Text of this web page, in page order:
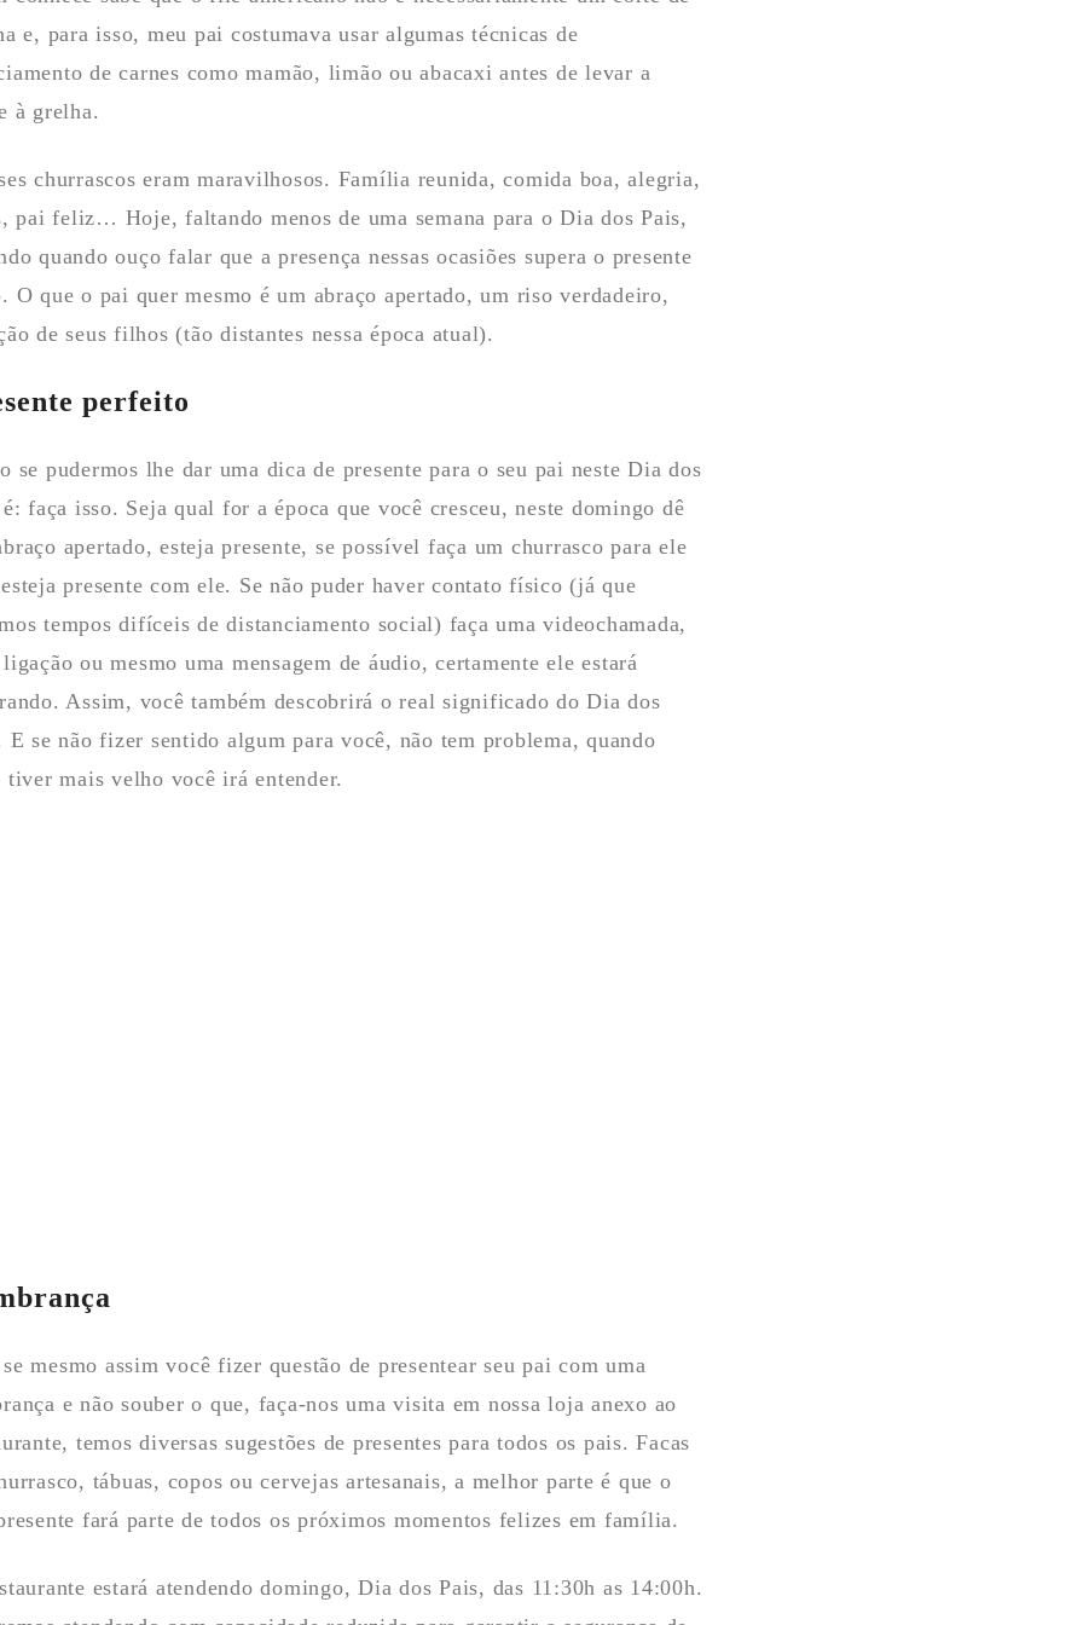
e, para isso, meu pai costumava usar algumas técnicas de
de carnes como mamão, limão ou abacaxi antes de levar a
à grelha.
churrascos eram maravilhosos. Família reunida, comida boa, alegria,
pai feliz… Hoje, faltando menos de uma semana para o Dia dos Pais,
quando ouço falar que a presença nessas ocasiões supera o presente
O que o pai quer mesmo é um abraço apertado, um riso verdadeiro,
de seus filhos (tão distantes nessa época atual).
perfeito
se pudermos lhe dar uma dica de presente para o seu pai neste Dia dos
faça isso. Seja qual for a época que você cresceu, neste domingo dê
apertado, esteja presente, se possível faça um churrasco para ele
presente com ele. Se não puder haver contato físico (já que
tempos difíceis de distanciamento social) faça uma videochamada,
ou mesmo uma mensagem de áudio, certamente ele estará
Assim, você também descobrirá o real significado do Dia dos
E se não fizer sentido algum para você, não tem problema, quando
tiver mais velho você irá entender.
mesmo assim você fizer questão de presentear seu pai com uma
e não souber o que, faça-nos uma visita em nossa loja anexo ao
temos diversas sugestões de presentes para todos os pais. Facas
tábuas, copos ou cervejas artesanais, a melhor parte é que o
fará parte de todos os próximos momentos felizes em família.
estará atendendo domingo, Dia dos Pais, das 11:30h as 14:00h.